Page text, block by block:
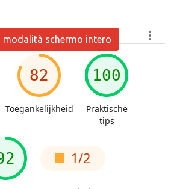
modalità schermo intero